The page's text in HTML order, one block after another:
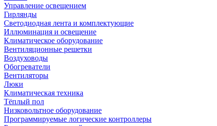
Управление освещением
Гирлянды
Светодиодная лента и комплектующие
Иллюминация и освещение
Климатическое оборудование
Вентиляционные решетки
Воздуховоды
Обогреватели
Вентиляторы
Люки
Климатическая техника
Тёплый пол
Низковольтное оборудование
Программируемые логические контроллеры